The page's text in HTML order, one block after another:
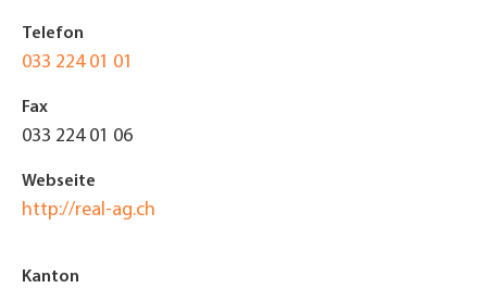
Telefon
033 224 01 01
Fax
033 224 01 06
Webseite
http://real-ag.ch
Kanton